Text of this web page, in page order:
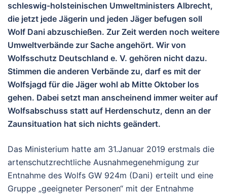
schleswig-holsteinischen Umweltministers Albrecht,
die jetzt jede Jägerin und jeden Jäger befugen soll
Wolf Dani abzuschießen. Zur Zeit werden noch weitere
Umweltverbände zur Sache angehört. Wir von
Wolfsschutz Deutschland e. V. gehören nicht dazu.
Stimmen die anderen Verbände zu, darf es mit der
Wolfsjagd für die Jäger wohl ab Mitte Oktober los
gehen. Dabei setzt man anscheinend immer weiter auf
Wolfsabschuss statt auf Herdenschutz, denn an der
Zaunsituation hat sich nichts geändert.
Das Ministerium hatte am 31.Januar 2019 erstmals die
artenschutzrechtliche Ausnahmegenehmigung zur
Entnahme des Wolfs GW 924m (Dani) erteilt und eine
Gruppe „geeigneter Personen“ mit der Entnahme